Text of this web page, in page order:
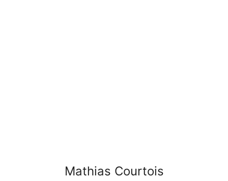
Mathias Courtois